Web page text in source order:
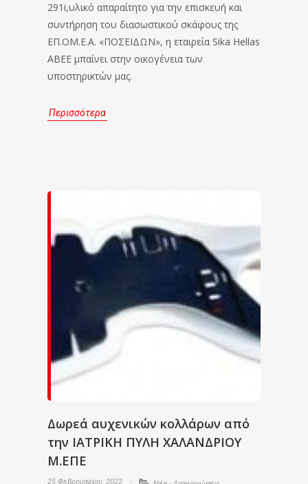
291i,υλικό απαραίτητο για την επισκευή και
συντήρηση του διασωστικού σκάφους της
ΕΠ.ΟΜ.Ε.Α. «ΠΟΣΕΙΔΩΝ», η εταιρεία Sika Hellas
ABEE μπαίνει στην οικογένεια των
υποστηρικτών μας.
Περισσότερα
Δωρεά αυχενικών κολλάρων από
την ΙΑΤΡΙΚΗ ΠΥΛΗ ΧΑΛΑΝΔΡΙΟΥ
Μ.ΕΠΕ
25 Φεβρουαρίου, 2022